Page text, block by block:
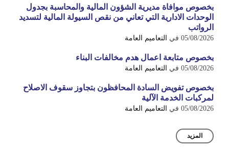
بخصوص موافاة مديرية الشؤون المالية والمحاسبة بجدول
الوحدات الادارية التي تعاني من نقص السيولة المالية لتسديد
الرواتب
05/08/2026 في التعاميم العامة
بخصوص متابعة اعمال هدم مخالفات البناء
05/08/2026 في التعاميم العامة
بخصوص تفويض السادة المحافظون بتجاوز سقوف الاصلاح
لمركبات الخدمة الآلية
05/08/2026 في التعاميم العامة
المزيد